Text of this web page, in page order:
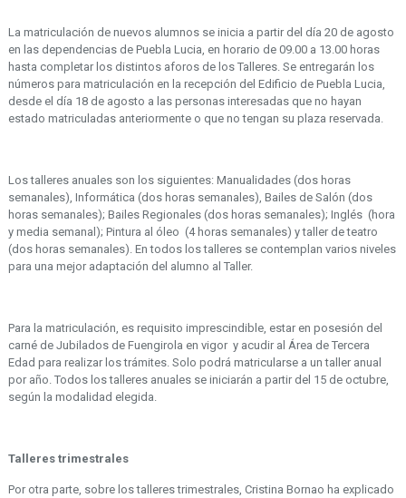
La matriculación de nuevos alumnos se inicia a partir del día 20 de agosto
en las dependencias de Puebla Lucia, en horario de 09.00 a 13.00 horas
hasta completar los distintos aforos de los Talleres. Se entregarán los
números para matriculación en la recepción del Edificio de Puebla Lucia,
desde el día 18 de agosto a las personas interesadas que no hayan
estado matriculadas anteriormente o que no tengan su plaza reservada.
Los talleres anuales son los siguientes: Manualidades (dos horas
semanales), Informática (dos horas semanales), Bailes de Salón (dos
horas semanales); Bailes Regionales (dos horas semanales); Inglés (hora
y media semanal); Pintura al óleo (4 horas semanales) y taller de teatro
(dos horas semanales). En todos los talleres se contemplan varios niveles
para una mejor adaptación del alumno al Taller.
Para la matriculación, es requisito imprescindible, estar en posesión del
carné de Jubilados de Fuengirola en vigor y acudir al Área de Tercera
Edad para realizar los trámites. Solo podrá matricularse a un taller anual
por año. Todos los talleres anuales se iniciarán a partir del 15 de octubre,
según la modalidad elegida.
Talleres trimestrales
Por otra parte, sobre los talleres trimestrales, Cristina Bornao ha explicado